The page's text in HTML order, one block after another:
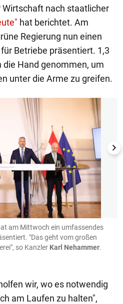
Wirtschaft nach staatlicher
hat berichtet. Am
Regierung nun einen
Betriebe präsentiert. 1,3
die Hand genommen, um
unter die Arme zu greifen.
am Mittwoch ein umfassendes
"Das geht vom großen
so Kanzler Karl Nehammer.
wir, wo es notwendig
am Laufen zu halten",